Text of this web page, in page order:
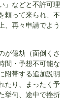
」などと不許可理
頼って来られ、不
、再々申請でよう
が億劫（面倒くさ
間・予想不可能な
附帯する追加説明
たり、まったく予
挙句、途中で挫折